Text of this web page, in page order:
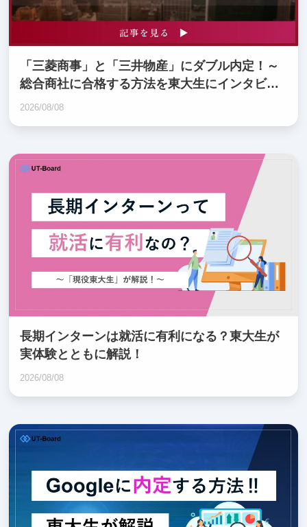
「三菱商事」と「三井物産」にダブル内定！～
総合商社に合格する方法を東大生にインタビュ
ー ～
2026/08/08
長期インターンは就活に有利になる？東大生が
実体験とともに解説！
2026/08/08